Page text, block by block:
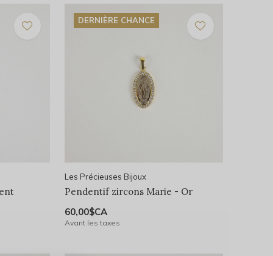
DERNIÈRE CHANCE
Les Précieuses Bijoux
Pendentif zircons Marie - Or
60,00$CA
Avant les taxes